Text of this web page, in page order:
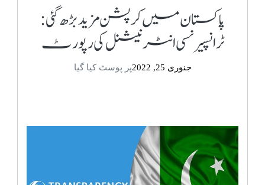
ترین
پاکستان میں کرپشن مزید بڑھ گئی:
ٹرانسپیرنسی انٹرنیشنل کی رپورٹ
جنوری 25, 2022 پر پوسٹ کیا گیا